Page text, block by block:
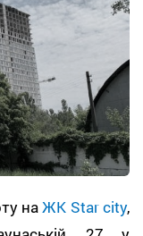
наЖК Star city,